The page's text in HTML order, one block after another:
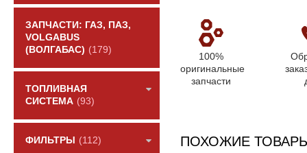
ЗАПЧАСТИ: ГАЗ, ПАЗ,
VOLGABUS
(ВОЛГАБАС) (179)
ТОПЛИВНАЯ
СИСТЕМА (93)
ФИЛЬТРЫ (112)
100%
оригинальные
запчасти
ПОХОЖИЕ